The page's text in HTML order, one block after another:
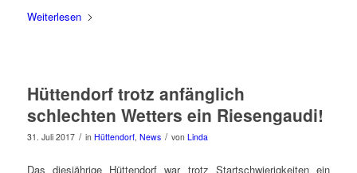
Weiterlesen
Hüttendorf trotz anfänglich
schlechten Wetters ein Riesengaudi!
31. Juli 2017 / in Hüttendorf, News / von Linda
Das diesjährige Hüttendorf war trotz Startschwierigkeiten ein